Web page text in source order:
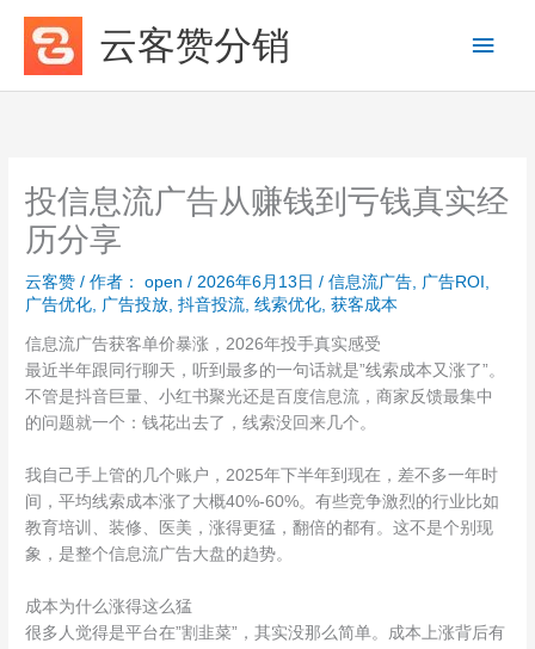
容
云客赞分销
主
菜
投信息流广告从赚钱到亏钱真实经
历分享
云客赞 / 作者： open/ 2026年6月13日/信息流广告 广告ROI
广告优化
广告投放 ,抖音投流 ,线索优化 ,获客成本
信息流广告获客单价暴涨，2026年投手真实感受
最近半年跟同行聊天，听到最多的一句话就是”线索成本又涨了”。
不管是抖音巨量、小红书聚光还是百度信息流，商家反馈最集中
的问题就一个：钱花出去了，线索没回来几个。
我自己手上管的几个账户，2025年下半年到现在，差不多一年时
间，平均线索成本涨了大概40%-60%。有些竞争激烈的行业比如
教育培训、装修、医美，涨得更猛，翻倍的都有。这不是个别现
象，是整个信息流广告大盘的趋势。
成本为什么涨得这么猛
很多人觉得是平台在”割韭菜”，其实没那么简单。成本上涨背后有